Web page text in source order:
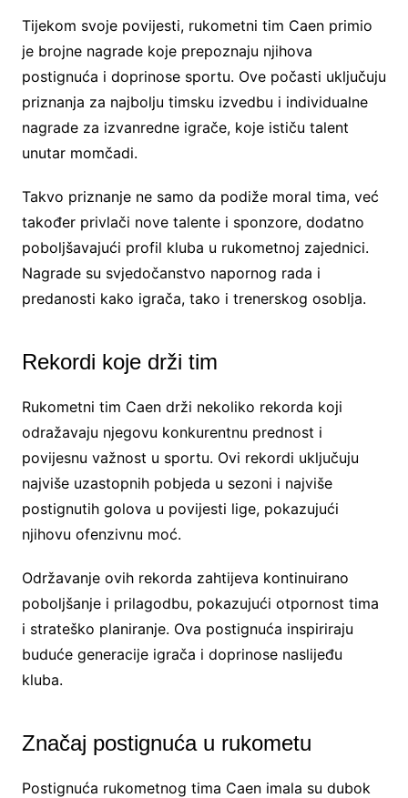
Tijekom svoje povijesti, rukometni tim Caen primio
je brojne nagrade koje prepoznaju njihova
postignuća i doprinose sportu. Ove počasti uključuju
priznanja za najbolju timsku izvedbu i individualne
nagrade za izvanredne igrače, koje ističu talent
unutar momčadi.
Takvo priznanje ne samo da podiže moral tima, već
također privlači nove talente i sponzore, dodatno
poboljšavajući profil kluba u rukometnoj zajednici.
Nagrade su svjedočanstvo napornog rada i
predanosti kako igrača, tako i trenerskog osoblja.
Rekordi koje drži tim
Rukometni tim Caen drži nekoliko rekorda koji
odražavaju njegovu konkurentnu prednost i
povijesnu važnost u sportu. Ovi rekordi uključuju
najviše uzastopnih pobjeda u sezoni i najviše
postignutih golova u povijesti lige, pokazujući
njihovu ofenzivnu moć.
Održavanje ovih rekorda zahtijeva kontinuirano
poboljšanje i prilagodbu, pokazujući otpornost tima
i strateško planiranje. Ova postignuća inspiriraju
buduće generacije igrača i doprinose naslijeđu
kluba.
Značaj postignuća u rukometu
Postignuća rukometnog tima Caen imala su dubok